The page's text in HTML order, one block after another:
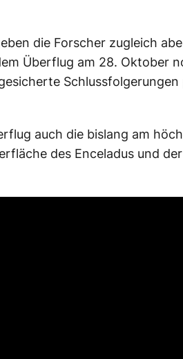
die Forscher zugleich
Überflug am 28. Oktober
auch die bislang am
des Enceladus und